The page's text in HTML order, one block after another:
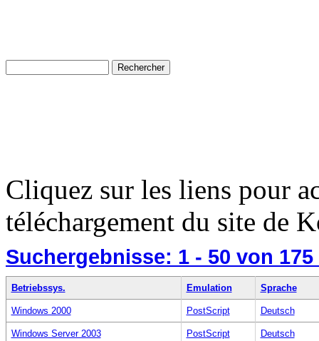
Cliquez sur les liens pour
téléchargement du site de
Suchergebnisse: 1 - 50 von 175
Betriebssys. Emulation Sprache
Windows 2000 PostScript Deutsch
Windows Server 2003 PostScript Deutsch